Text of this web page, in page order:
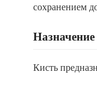
сохранением
Назначение
Кисть